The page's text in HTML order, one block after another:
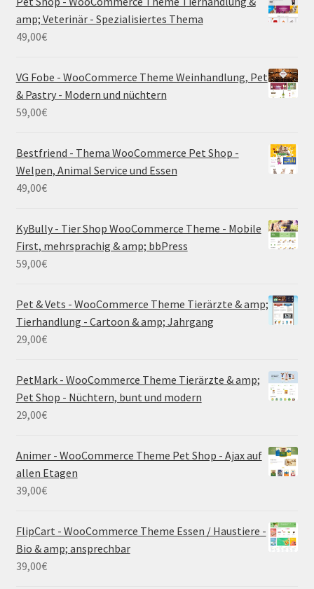
amp; Veterinär - Spezialisiertes Thema
49,00€
VG Fobe - WooCommerce Theme Weinhandlung, Pet
& Pastry - Modern und nüchtern
59,00€
Bestfriend - Thema WooCommerce Pet Shop -
Welpen, Animal Service und Essen
49,00€
KyBully - Tier Shop WooCommerce Theme - Mobile
First, mehrsprachig & amp; bbPress
59,00€
Pet & Vets - WooCommerce Theme Tierärzte & amp;
Tierhandlung - Cartoon & amp; Jahrgang
29,00€
PetMark - WooCommerce Theme Tierärzte & amp;
Pet Shop - Nüchtern, bunt und modern
29,00€
Animer - WooCommerce Theme Pet Shop - Ajax auf
allen Etagen
39,00€
FlipCart - WooCommerce Theme Essen / Haustiere -
Bio & amp; ansprechbar
39,00€